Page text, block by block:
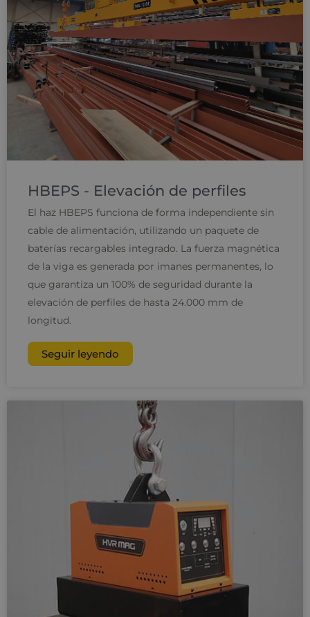
HBEPS - Elevación de perfiles
El haz HBEPS funciona de forma independiente sin
cable de alimentación, utilizando un paquete de
baterías recargables integrado. La fuerza magnética
de la viga es generada por imanes permanentes, lo
que garantiza un 100% de seguridad durante la
elevación de perfiles de hasta 24.000 mm de
longitud.
Seguir leyendo